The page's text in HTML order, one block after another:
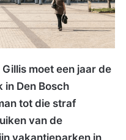
moet een jaar de
in Den Bosch
tot die straf
van de